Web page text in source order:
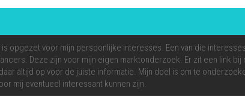
is opgezet voor mijn persoonlijke interesses. Een van die
Deze zijn voor mijn eigen marktonderzoek. Er zit een link bij
altijd op voor de juiste informatie. Mijn doel is om te
mij eventueel interessant kunnen zijn.